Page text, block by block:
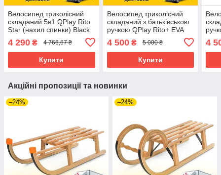
Велосипед триколісний
складаний 5в1 QPlay Rito
Star (нахил спинки) Black
4 290 ₴ 4 766,67 ₴
Купити
Велосипед триколісний
складаний з батьківською
ручкою QPlay Rito+ EVA
(колеса EVA, сумочка для
іграшок) Red Червоний
4 500₴ 5 000 ₴
Купити
4
Акційні пропозиції та новинки
–24% –24%